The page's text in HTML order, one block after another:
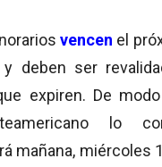
vencen el
y deben ser
expiren. De
lo
mañana, miércoles